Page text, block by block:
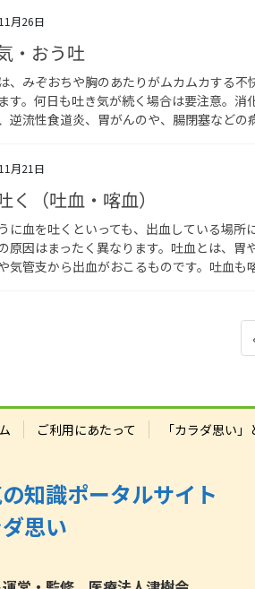
月26日
・おう吐
、みぞおちや胸のあたりがムカムカする
す。何日も吐き気が続く場合は要注意。
逆流性食道炎、胃がんのや、腸閉塞などの
月21日
く（吐血・喀血）
に血を吐くといっても、出血している場
原因はまったく異なります。吐血とは、
気管支から出血がおこるものです。吐血も
ご利用にあたって 「カラダ思い」
知識ポータルサイト
思い